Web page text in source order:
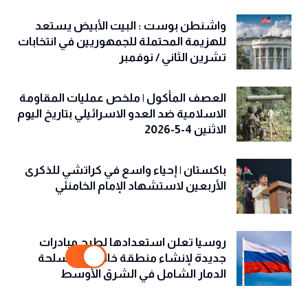
واشنطن بوست : البيت الأبيض يستعد
للهزيمة المحتملة للجمهوريين في انتخابات
تشرين الثاني / نوفمبر
العصف المأكول | ملخص عمليات المقاومة
الاسلامية ضد العدو الاسرائيلي بتاريخ اليوم
الاثنين 4-5-2026
باكستان | إحياء واسع في كراتشي للذكرى
الأربعين لاستشهاد الإمام الخامنئي
روسيا تعلن استعدادها لطرح مبادرات
جديدة لإنشاء منطقة خالية من أسلحة
الدمار الشامل في الشرق الأوسط